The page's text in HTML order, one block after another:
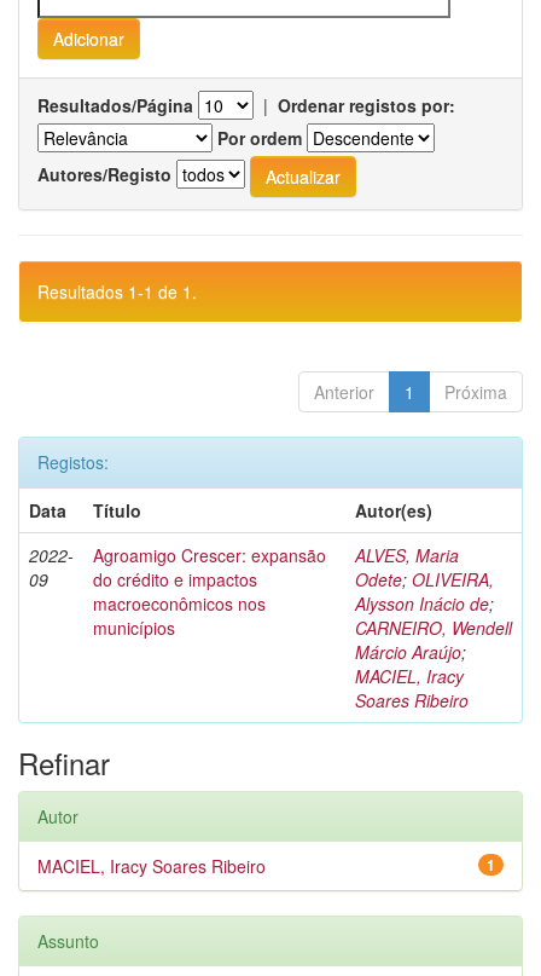
Resultados/Página | Ordenar registos por:
Por ordem
Autores/Registo
Resultados 1-1 de 1.
Anterior 1 Próxima
Registos:
Data
Título
Autor(es)
2022-
09
Agroamigo Crescer: expansão
do crédito e impactos
macroeconômicos nos
municípios
ALVES, Maria
Odete; OLIVEIRA,
Alysson Inácio de;
CARNEIRO, Wendell
Márcio Araújo;
MACIEL, Iracy
Soares Ribeiro
Refinar
Autor
1
MACIEL, Iracy Soares Ribeiro
Assunto